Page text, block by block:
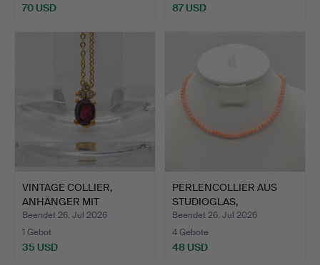
70 USD 87 USD
VINTAGE COLLIER,
ANHÄNGER MIT
ALMANDIN IM …
Beendet 26. Jul 2026
1 Gebot
35 USD
PERLENCOLLIER AUS
STUDIOGLAS,
ENGELSHAUTKO…
Beendet 26. Jul 2026
4 Gebote
48 USD